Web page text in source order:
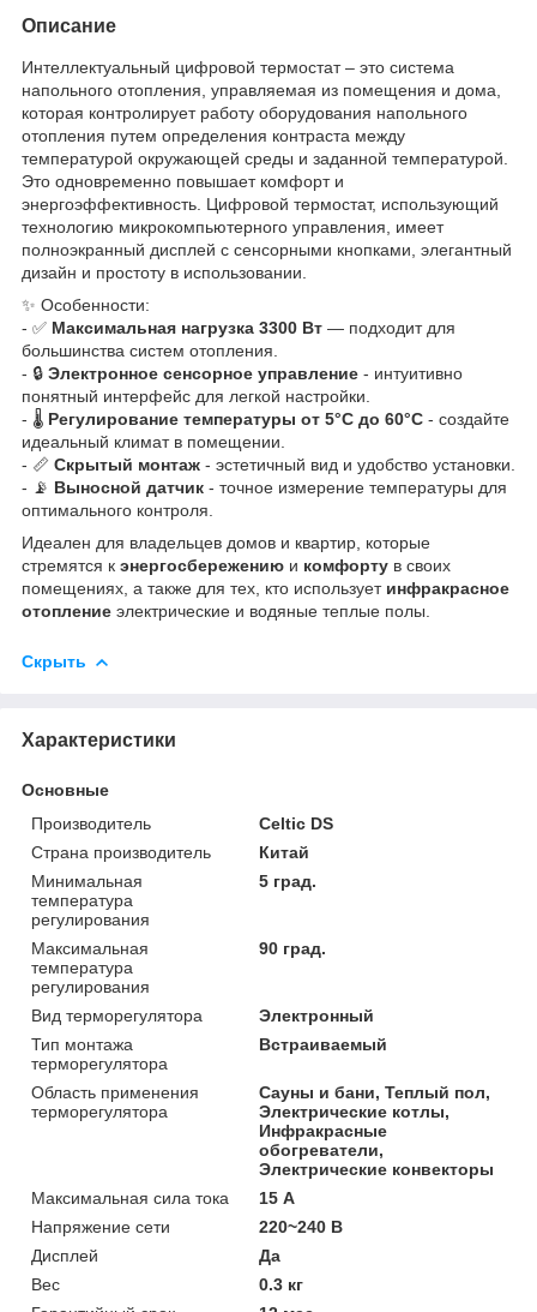
Описание
Интеллектуальный цифровой термостат – это система
напольного отопления, управляемая из помещения и дома,
которая контролирует работу оборудования напольного
отопления путем определения контраста между
температурой окружающей среды и заданной температурой.
Это одновременно повышает комфорт и
энергоэффективность. Цифровой термостат, использующий
технологию микрокомпьютерного управления, имеет
полноэкранный дисплей с сенсорными кнопками, элегантный
дизайн и простоту в использовании.
✨ Особенности:
- ✅ Максимальная нагрузка 3300 Вт — подходит для
большинства систем отопления.
- 🔒 Электронное сенсорное управление - интуитивно
понятный интерфейс для легкой настройки.
- 🌡️ Регулирование температуры от 5°C до 60°C - создайте
идеальный климат в помещении.
- 📏 Скрытый монтаж - эстетичный вид и удобство установки.
- 📡 Выносной датчик - точное измерение температуры для
оптимального контроля.
Идеален для владельцев домов и квартир, которые
стремятся к энергосбережению и комфорту в своих
помещениях, а также для тех, кто использует инфракрасное
отопление электрические и водяные теплые полы.
Скрыть
Характеристики
Основные
Производитель
Celtic DS
Страна производитель
Китай
Минимальная
температура
регулирования
5 град.
Максимальная
температура
регулирования
90 град.
Вид терморегулятора
Электронный
Тип монтажа
терморегулятора
Встраиваемый
Область применения
терморегулятора
Сауны и бани, Теплый пол,
Электрические котлы,
Инфракрасные
обогреватели,
Электрические конвекторы
Максимальная сила тока
15 А
Напряжение сети
220~240 В
Дисплей
Да
Вес
0.3 кг